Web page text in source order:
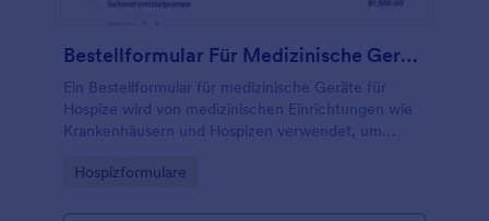
Bestellformular Für Medizinische Geräte Im Hospiz
Ein Bestellformular für medizinische Geräte für
Hospize wird von medizinischen Einrichtungen wie
Krankenhäusern und Hospizen verwendet, um
Go to Category:
Hospizformulare